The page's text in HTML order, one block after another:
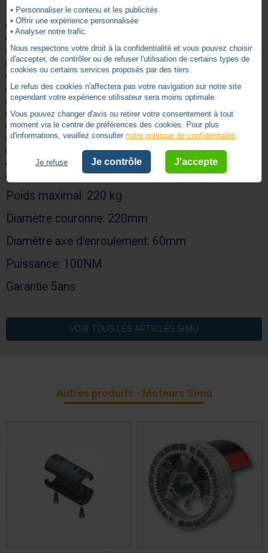
Caractéristiques techniques:
Réglage des fins de courses: électronique
Fréquence radio : 434 MHz
Sécurité des communications: rolling code
Portée : + ou - 5 m en champ libre
Alimentation: 230 Volts - 50 Hz
Puissance: 360W
Délai avant rupture thermique: 4 minutes
Nombre de cycle par jour: 10 (non consécutifs)
Indice de protection: IPX4
Longueur moteur: 372 mm
Poids moteur : 7kg
Vitesse: 10 tours/minute
Capacité fin de course : 20 tours
Poids maximal: 220 kg
Diamètre couronne: 220mm
Diamètre axe d'enroulement: 60mm
Puissance: 100NM
Garantie 5ans
VOIR TOUS LES ARTICLES SIMU
Autres produits - Moteurs Simu
• Personnaliser le contenu et les publicités
• Offrir une expérience personnalisée
• Analyser notre trafic.
Nous respectons votre droit à la confidentialité et vous pouvez choisir
d'accepter, de contrôler ou de refuser l'utilisation de certains types de
cookies ou certains services proposés par des tiers.
Le refus des cookies n'affectera pas votre navigation sur notre site
cependant votre expérience utilisateur sera moins optimale.
Vous pouvez changer d'avis ou retirer votre consentement à tout
moment via le centre de préférences des cookies. Pour plus
d'informations, veuillez consulter notre politique de confidentialité.
Je refuse Je contrôle J'accepte